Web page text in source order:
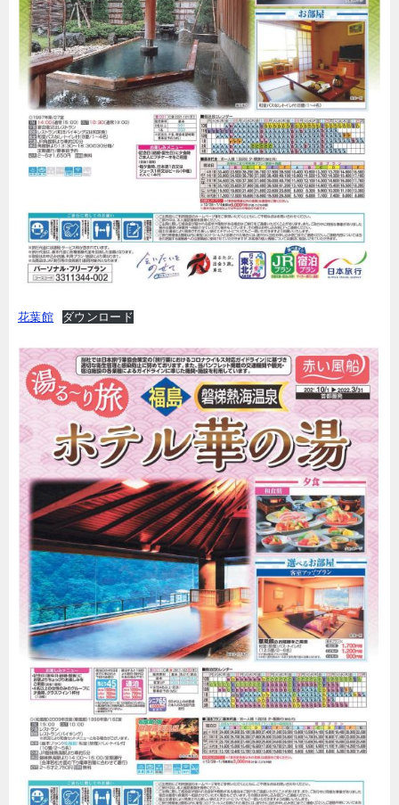
花葉館 ダウンロード